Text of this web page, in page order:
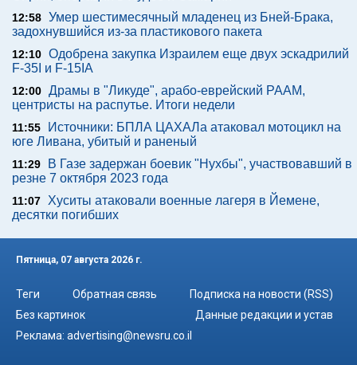
12:58 Умер шестимесячный младенец из Бней-Брака,
задохнувшийся из-за пластикового пакета
12:10 Одобрена закупка Израилем еще двух эскадрилий
F-35I и F-15IA
12:00 Драмы в "Ликуде", арабо-еврейский РААМ,
центристы на распутье. Итоги недели
11:55
Источники: БПЛА ЦАХАЛа атаковал мотоцикл на
юге Ливана, убитый и раненый
11:29
В Газе задержан боевик "Нухбы", участвовавший в
резне 7 октября 2023 года
11:07 Хуситы атаковали военные лагеря в Йемене,
десятки погибших
Пятница, 07 августа 2026 г.
Теги Обратная связь
Подписка на новости (RSS)
Без картинок
Данные редакции и устав
Реклама: advertising@newsru.co.il